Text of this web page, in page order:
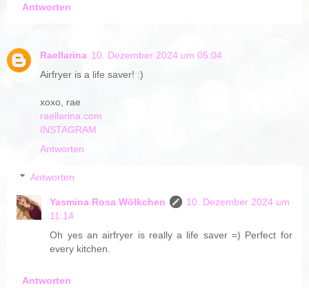
Antworten
Raellarina 10. Dezember 2024 um 05:04
Airfryer is a life saver! :)
xoxo, rae
raellarina.com
INSTAGRAM
Antworten
Antworten
Yasmina Rosa Wölkchen
10. Dezember 2024 um
11:14
Oh yes an airfryer is really a life saver =) Perfect for
every kitchen.
Antworten